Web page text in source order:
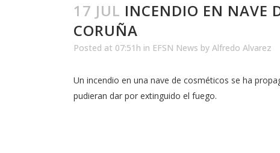
17 JUL INCENDIO EN NAVE
CORUÑA
Posted at 07:51h in EFSN News by Alfredo Alvarez
Un incendio en una nave de cosméticos se ha
pudieran dar por extinguido el fuego.